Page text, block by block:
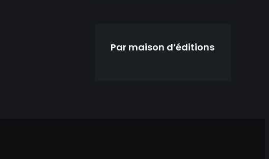
Par maison d’éditions